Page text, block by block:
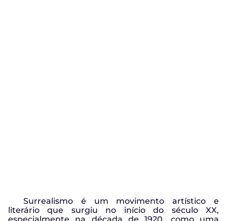
Surrealismo é um movimento artístico e
literário que surgiu no início do século XX,